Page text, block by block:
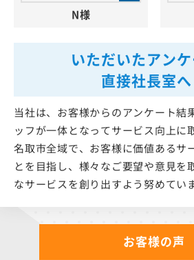
いただいたアン
直接社長室へ
当社は、お客様からのアンケート結
ッフが一体となってサービス向上に
名取市全域で、お客様に価値あるサ
とを目指し、様々なご要望や意見を
なサービスを創り出すよう努めてい
N様
お客様の声